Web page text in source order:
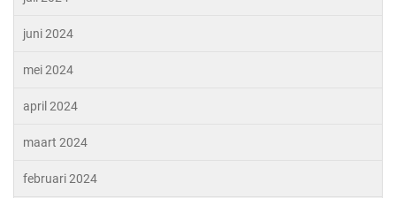
juni 2024
mei 2024
april 2024
maart 2024
februari 2024